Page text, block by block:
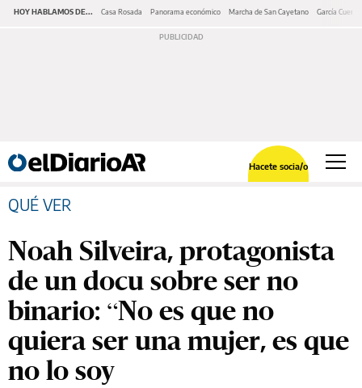
HOY HABLAMOS DE... Casa Rosada Panorama económico Marcha de San Cayetano García Cuerva
Hacete socia/o
QUÉ VER
Noah Silveira, protagonista
de un docu sobre ser no
binario: “No es que no
quiera ser una mujer, es que
no lo soy